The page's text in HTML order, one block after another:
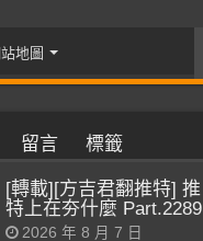
地圖
留言 標籤
[轉載][方吉君翻推特] 推
特上在夯什麼 Part.2289
2026 年 8 月 7 日